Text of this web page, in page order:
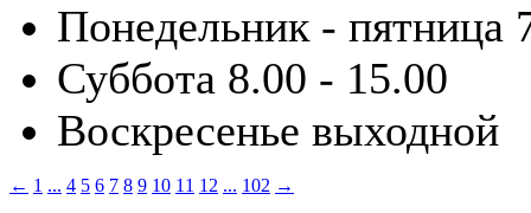
Понедельник - пятница
Суббота 8.00 - 15.00
Воскресенье выходной
← 1 ... 4 5 6 7 8 9 10 11 12 ... 102 →